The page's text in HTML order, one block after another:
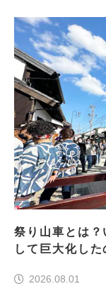
祭り山車とは？
して巨大化し
2026.08.01